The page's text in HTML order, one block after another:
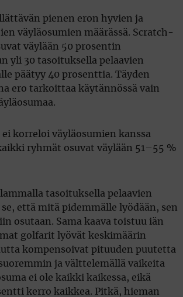
pienen eron hyvien ja
väyläosumien määrässä. Scratch-
väylään 50 prosentin
yli 30 tasoituksella pelaavien
päätyy 40 prosenttia. Täyden
ero tarkoittaa käytännössä vain
korreloi väyläosumien kanssa
ryhmät osuvat väylään 51–55 %
tasoituksella pelaavien
se, että mitä pidemmälle lyödään, sen
osutaan. Sama kaava toistuu iän
golfarit lyövät keskimäärin
kompensoivat pituuden puutetta
ja välttelemällä vaikeita
ei ole kaikki kaikessa, eikä
kerro kaikkea. Pitkä, hieman